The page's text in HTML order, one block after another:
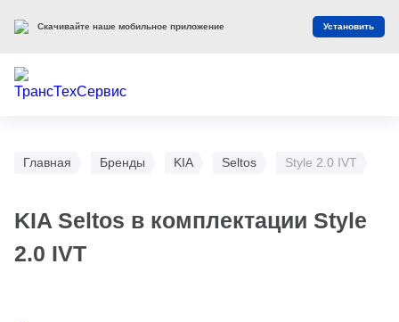
Главная Бренды KIA Seltos Style 2.0 IVT
KIA Seltos в комплектации Style
2.0 IVT
Скачивайте наше мобильное приложение Установить